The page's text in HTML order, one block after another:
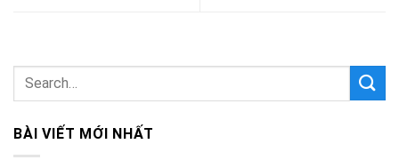
BÀI VIẾT MỚI NHẤT